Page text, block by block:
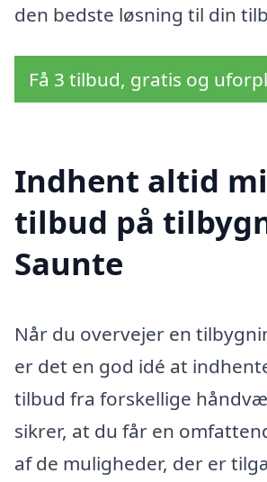
den bedste løsning til din
Få 3 tilbud, gratis og
Indhent altid
tilbud på
Saunte
Når du overvejer en
er det en god idé at
tilbud fra forskellige
sikrer, at du får en
af de muligheder, der er